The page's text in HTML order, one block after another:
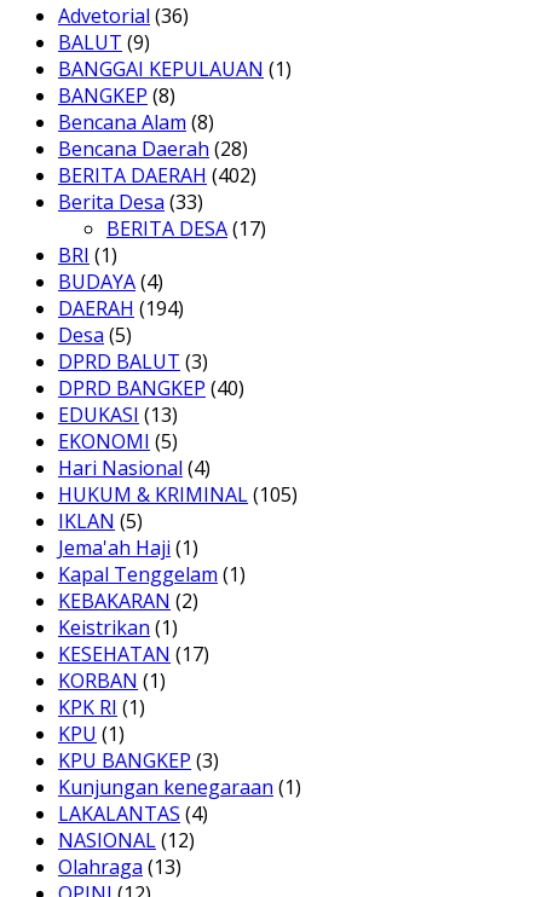
Advetorial (36)
BALUT (9)
BANGGAI KEPULAUAN (1)
BANGKEP (8)
Bencana Alam (8)
Bencana Daerah (28)
BERITA DAERAH (402)
Berita Desa (33)
BERITA DESA(17)
BRI (1)
BUDAYA(4)
DAERAH (194)
Desa (5)
DPRD BALUT (3)
DPRD BANGKEP (40)
EDUKASI (13)
EKONOMI (5)
Hari Nasional (4)
HUKUM & KRIMINAL(105)
IKLAN (5)
Jema'ah Haji (1)
Kapal Tenggelam (1)
KEBAKARAN (2)
Keistrikan (1)
KESEHATAN (17)
KORBAN (1)
KPK RI (1)
KPU (1)
KPU BANGKEP (3)
Kunjungan kenegaraan (1)
LAKALANTAS (4)
NASIONAL(12)
Olahraga (13)